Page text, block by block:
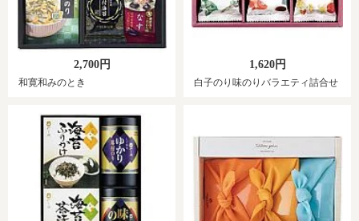
2,700円
和寛和みのとき
1,620円
白子のり味のりバラエティ詰合せ